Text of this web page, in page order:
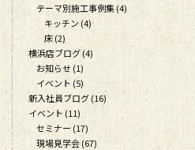
テーマ別施工事例集 (4)
キッチン (4)
床 (2)
横浜店ブログ (4)
お知らせ (1)
イベント (5)
新入社員ブログ (16)
イベント (11)
セミナー (17)
現場見学会 (67)